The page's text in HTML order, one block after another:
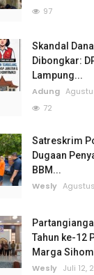
97
Skandal
Dibongkar:
Lampung...
Adung
72
Satreskrim
Dugaan
BBM...
Wesly
Tahun ke-12
Marga
Wesly Juli 12,